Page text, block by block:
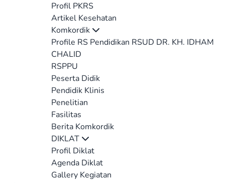
Profil PKRS
Artikel Kesehatan
Komkordik
Profile RS Pendidikan RSUD DR. KH. IDHAM
CHALID
RSPPU
Peserta Didik
Pendidik Klinis
Penelitian
Fasilitas
Berita Komkordik
DIKLAT
Profil Diklat
Agenda Diklat
Gallery Kegiatan